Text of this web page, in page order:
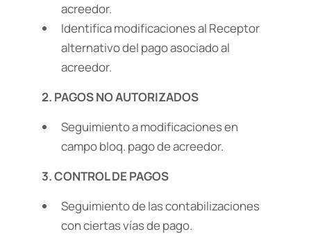
acreedor.
Identifica modificaciones al Receptor
alternativo del pago asociado al
acreedor.
2. PAGOS NO AUTORIZADOS
Seguimiento a modificaciones en
campo bloq. pago de acreedor.
3. CONTROL DE PAGOS
Seguimiento de las contabilizaciones
con ciertas vías de pago.